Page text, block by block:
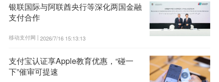
银联国际与阿联酋央行等深化两国金融
支付合作
移动支付网 | 2026/7/16 15:13:13
支付宝认证享Apple教育优惠，“碰一
下”催审可提速